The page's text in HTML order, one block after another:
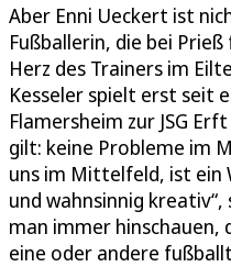
Aber Enni Ueckert ist
Fußballerin, die bei
Herz des Trainers im
Kesseler spielt erst seit
Flamersheim zur JSG
gilt: keine Probleme im
uns im Mittelfeld, ist ein
und wahnsinnig kreativ“,
man immer hinschauen,
eine oder andere